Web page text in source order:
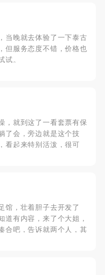
当晚就去体验了一下泰古
但服务态度不错，价格也
。
，就到这了一看套票有保
了会，旁边就是这个技
看起来特别活泼，很可
时候还真是刚才看到的
馆，壮着胆子去开发了
道有内容，来了个大姐，
合吧，告诉就两个人，其
完活走人，太次了，无